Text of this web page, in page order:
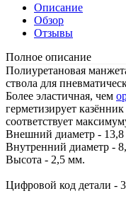
Описание
Обзор
Отзывы
Полное описание
Полиуретановая
ствола для
Более эластичная, чем
герметизирует
соответствует
Внешний диаметр -
Внутренний диаметр -
Высота - 2,5 мм.
Цифровой код детали -